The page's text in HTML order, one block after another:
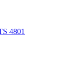
4801